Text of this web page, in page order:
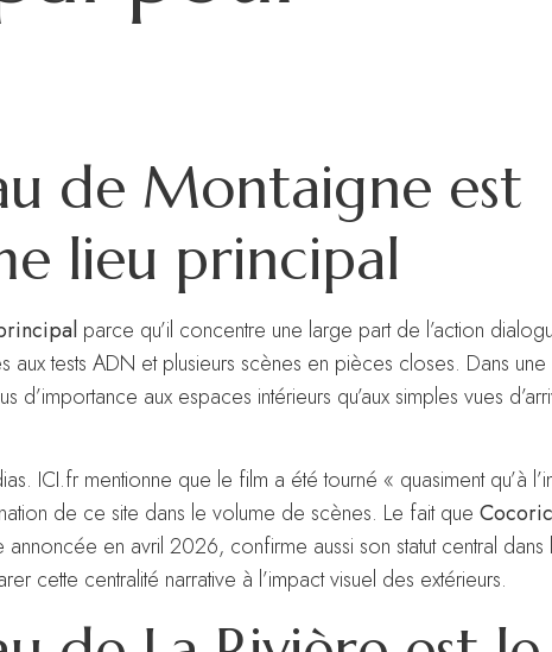
de Montaigne est
lieu principal
parce qu’il concentre une large part de l’action
tests ADN et plusieurs scènes en pièces closes. Dans
aux espaces intérieurs qu’aux simples vues
ICI.fr mentionne que le film a été tourné « quasiment qu’à
de ce site dans le volume de scènes. Le fait que
en avril 2026, confirme aussi son statut central dans
cette centralité narrative à l’impact visuel des extérieurs.